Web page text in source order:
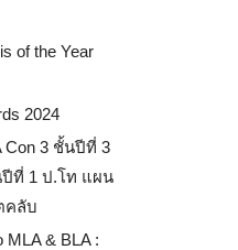
of the Year
2024
3 ชั้นปีที่ 3
ปีที่ 1 ป.โท แผน
คลับ
MLA & BLA :